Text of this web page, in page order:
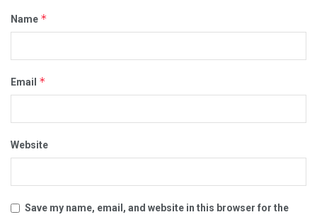
Name *
Email *
Website
Save my name, email, and website in this browser for the